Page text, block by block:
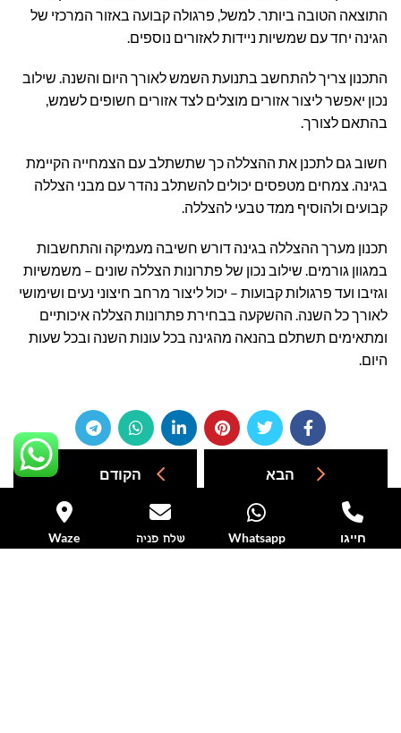
התוצאה הטובה ביותר. למשל, פרגולה קבועה באזור המרכזי של
הגינה יחד עם שמשיות ניידות לאזורים נוספים.
התכנון צריך להתחשב בתנועת השמש לאורך היום והשנה. שילוב
נכון יאפשר ליצור אזורים מוצלים לצד אזורים חשופים לשמש,
בהתאם לצורך.
חשוב גם לתכנן את ההצללה כך שתשתלב עם הצמחייה הקיימת
בגינה. צמחים מטפסים יכולים להשתלב נהדר עם מבני הצללה
קבועים ולהוסיף ממד טבעי להצללה.
תכנון מערך ההצללה בגינה דורש חשיבה מעמיקה והתחשבות
במגוון גורמים. שילוב נכון של פתרונות הצללה שונים – משמשיות
וגזיבו ועד פרגולות קבועות – יכול ליצור מרחב חיצוני נעים ושימושי
לאורך כל השנה. ההשקעה בבחירת פתרונות הצללה איכותיים
ומתאימים תשתלם בהנאה מהגינה בכל עונות השנה ובכל שעות
היום.
הבא הקודם
חייגו Whatsapp שלח פניה Waze